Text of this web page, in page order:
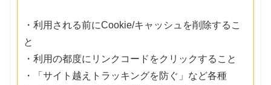
・利用される前にCookie/キャッシュを削除するこ
と
・利用の都度にリンクコードをクリックすること
・「サイト越えトラッキングを防ぐ」など各種